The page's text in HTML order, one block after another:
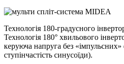
Технологія 180-градусного
Технологія 180° хвильового
керуюча напруга без «імпульсних»
ступінчастість синусоїди).